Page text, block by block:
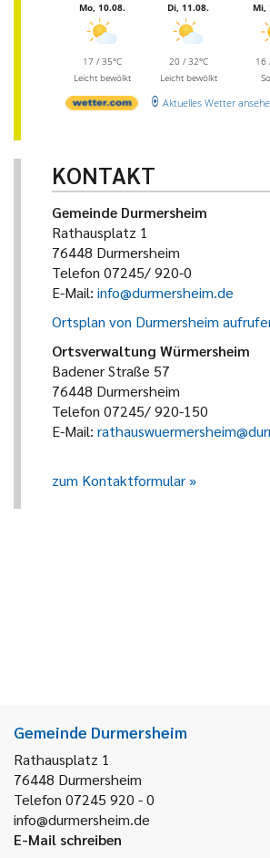
Mo, 10.08.
17 / 35°C
Leicht bewölkt
Di, 11.08.
20 / 32°C
Leicht bewölkt
Mi,
16
Aktuelles Wetter
KONTAKT
Gemeinde Durmersheim
Rathausplatz 1
76448 Durmersheim
Telefon 07245/ 920-0
E-Mail: info@durmersheim.de
Ortsplan von Durmersheim
Ortsverwaltung Würmersheim
Badener Straße 57
76448 Durmersheim
Telefon 07245/ 920-150
E-Mail:
zum Kontaktformular
Gemeinde Durmersheim
Rathausplatz 1
76448 Durmersheim
Telefon 07245 920 - 0
info@durmersheim.de
E-Mail schreiben